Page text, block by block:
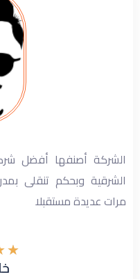
الشركة أصنفها أفضل
الشرقية وبحكم تنقلى
مرات عديدة مستقبلا
★